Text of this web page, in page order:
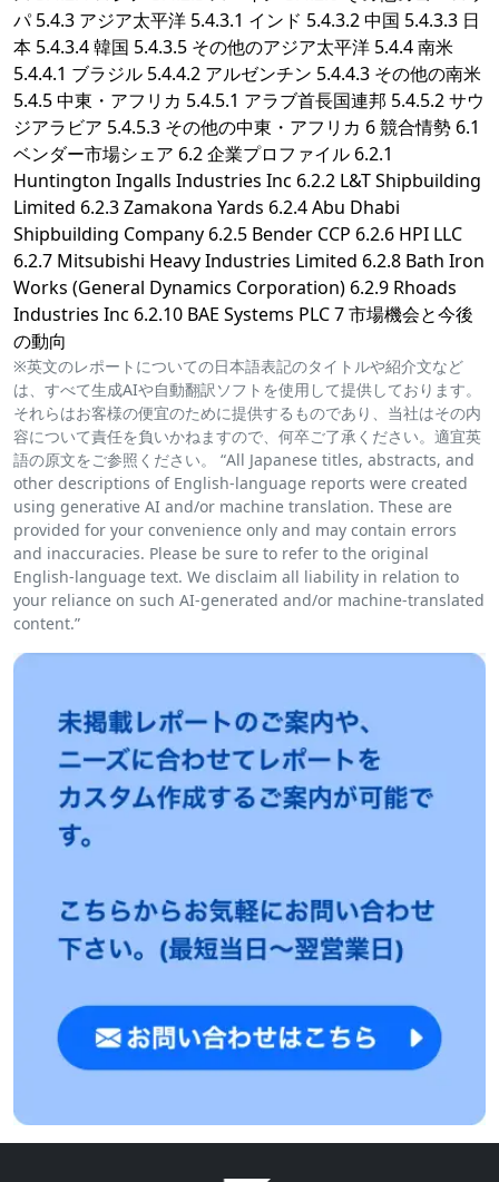
パ 5.4.3 アジア太平洋 5.4.3.1 インド 5.4.3.2 中国 5.4.3.3 日
本 5.4.3.4 韓国 5.4.3.5 その他のアジア太平洋 5.4.4 南米
5.4.4.1 ブラジル 5.4.4.2 アルゼンチン 5.4.4.3 その他の南米
5.4.5 中東・アフリカ 5.4.5.1 アラブ首長国連邦 5.4.5.2 サウ
ジアラビア 5.4.5.3 その他の中東・アフリカ 6 競合情勢 6.1
ベンダー市場シェア 6.2 企業プロファイル 6.2.1
Huntington Ingalls Industries Inc 6.2.2 L&T Shipbuilding
Limited 6.2.3 Zamakona Yards 6.2.4 Abu Dhabi
Shipbuilding Company 6.2.5 Bender CCP 6.2.6 HPI LLC
6.2.7 Mitsubishi Heavy Industries Limited 6.2.8 Bath Iron
Works (General Dynamics Corporation) 6.2.9 Rhoads
Industries Inc 6.2.10 BAE Systems PLC 7 市場機会と今後
の動向
※英文のレポートについての日本語表記のタイトルや紹介文など
は、すべて生成AIや自動翻訳ソフトを使用して提供しております。
それらはお客様の便宜のために提供するものであり、当社はその内
容について責任を負いかねますので、何卒ご了承ください。適宜英
語の原文をご参照ください。 “All Japanese titles, abstracts, and
other descriptions of English-language reports were created
using generative AI and/or machine translation. These are
provided for your convenience only and may contain errors
and inaccuracies. Please be sure to refer to the original
English-language text. We disclaim all liability in relation to
your reliance on such AI-generated and/or machine-translated
content.”